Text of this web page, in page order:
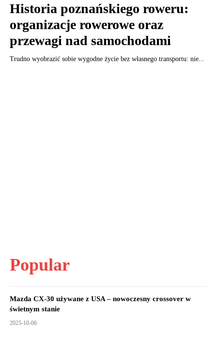
Historia poznańskiego roweru:
organizacje rowerowe oraz
przewagi nad samochodami
Trudno wyobrazić sobie wygodne życie bez własnego transportu: nie...
Popular
Mazda CX-30 używane z USA – nowoczesny crossover w
świetnym stanie
2025-10-06